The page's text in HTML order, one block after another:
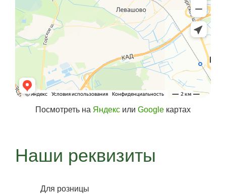
Посмотреть на Яндекс или Google картах
Наши реквизиты
Для розницы